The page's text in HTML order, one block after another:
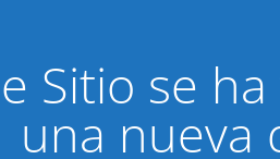
Sitio se
una nueva